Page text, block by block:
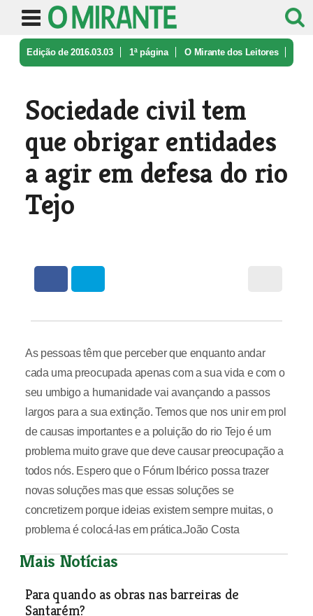
Edição de 2016.03.03 1ª página O Mirante dos Leitores
Sociedade civil tem
que obrigar entidades
a agir em defesa do rio
Tejo
As pessoas têm que perceber que enquanto andar
cada uma preocupada apenas com a sua vida e com o
seu umbigo a humanidade vai avançando a passos
largos para a sua extinção. Temos que nos unir em prol
de causas importantes e a poluição do rio Tejo é um
problema muito grave que deve causar preocupação a
todos nós. Espero que o Fórum Ibérico possa trazer
novas soluções mas que essas soluções se
concretizem porque ideias existem sempre muitas, o
problema é colocá-las em prática.João Costa
Mais Notícias
Para quando as obras nas barreiras de
Santarém?